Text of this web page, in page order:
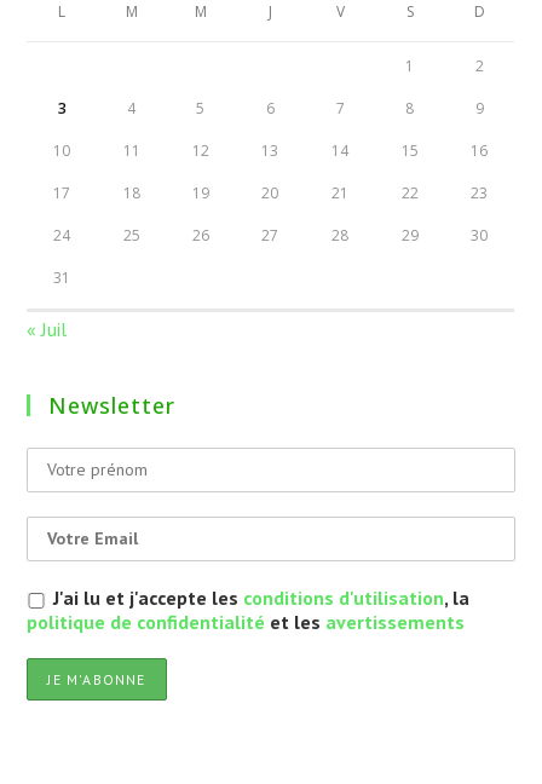
L M M J V S D
1 2
3 4 5 6 7 8 9
10 11 12 13 14 15 16
17 18 19 20 21 22 23
24 25 26 27 28 29 30
31
« Juil
Newsletter
J'ai lu et j'accepte les conditions d'utilisation, la
politique de confidentialité et les avertissements